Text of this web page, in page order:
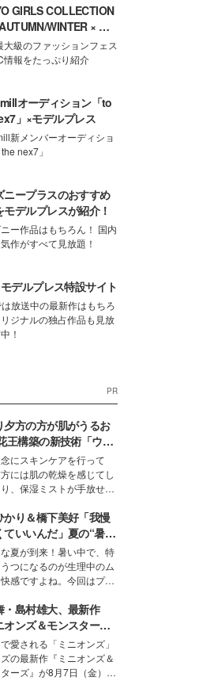
GIRLS COLLECTION
WINTER × モ
レス
大級のファッションフェス
情報をたっぷり紹介
オーディション「to
」×モデルプレス
新メンバーオーディショ
nex7」
ニープラスのおすすめ
モデルプレスが紹介！
ー作品はもちろん！ 国内
作がすべて見放題！
デルプレス特設サイト
放送中の最新作はもちろ
ジナルの独占作品も見放
！
PR
夕方の方が肌がうるお
王構築の新技術「ウォ
ャプチャリングスキ
水肌）」がスキンケア
を変える予感
にスキンケアを行って
には肌の乾燥を感じてし
、保湿ミストが手放せな
常識を大きく変える可能
めた、革新的な「Water
Skin（ウォーターキャ
ングスキン：捕水肌）」
花王が構築した。
かり＆橋下美好「我慢
ていいんだ」夏の“暑さ
新しい選択肢とは？
夏が到来！暑い中で、特
つになるのが生理中のム
感ですよね。今回はプラ
愛甲ひかりさんと橋下美
を迎えて本音で女子会トー
のお出かけを快適に過ご
や、2人が感動した夏の
常識にも迫りました。
・島村雄大、最新作
オンズ＆モンスター
魅力熱弁 ハチャメチャ
ゃない“友情と絆”に感
愛される「ミニオンズ」
の最新作『ミニオンズ＆
ーズ』が8月7日（金）に